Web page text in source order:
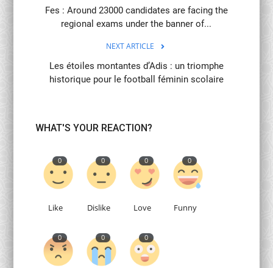
Fes : Around 23000 candidates are facing the
regional exams under the banner of...
NEXT ARTICLE
Les étoiles montantes d’Adis : un triomphe
historique pour le football féminin scolaire
WHAT'S YOUR REACTION?
0
Like
0
Dislike
0
Love
0
Funny
0 0 0